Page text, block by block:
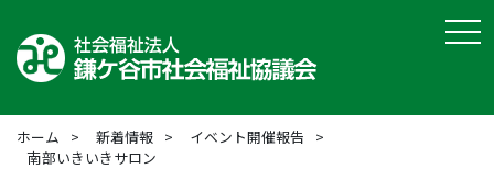
ホーム 新着情報
イベント開催報告
南部いきいきサロン